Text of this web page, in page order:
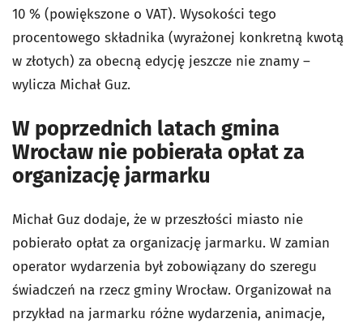
10 % (powiększone o VAT). Wysokości tego
procentowego składnika (wyrażonej konkretną kwotą
w złotych) za obecną edycję jeszcze nie znamy –
wylicza Michał Guz.
W poprzednich latach gmina
Wrocław nie pobierała opłat za
organizację jarmarku
Michał Guz dodaje, że w przeszłości miasto nie
pobierało opłat za organizację jarmarku. W zamian
operator wydarzenia był zobowiązany do szeregu
świadczeń na rzecz gminy Wrocław. Organizował na
przykład na jarmarku różne wydarzenia, animacje,